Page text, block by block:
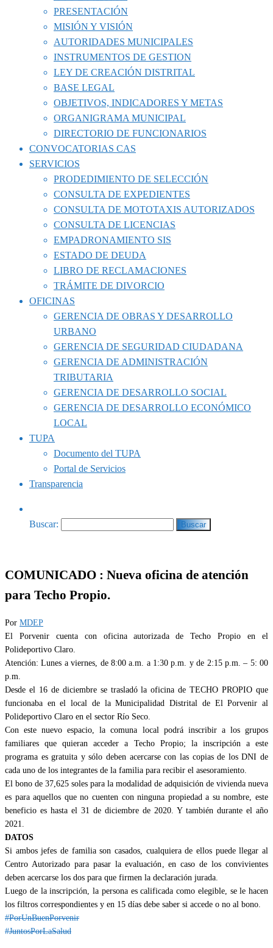
PRESENTACIÓN
MISIÓN Y VISIÓN
AUTORIDADES MUNICIPALES
INSTRUMENTOS DE GESTION
LEY DE CREACIÓN DISTRITAL
BASE LEGAL
OBJETIVOS, INDICADORES Y METAS
ORGANIGRAMA MUNICIPAL
DIRECTORIO DE FUNCIONARIOS
CONVOCATORIAS CAS
SERVICIOS
PRODEDIMIENTO DE SELECCIÓN
CONSULTA DE EXPEDIENTES
CONSULTA DE MOTOTAXIS AUTORIZADOS
CONSULTA DE LICENCIAS
EMPADRONAMIENTO SIS
ESTADO DE DEUDA
LIBRO DE RECLAMACIONES
TRÁMITE DE DIVORCIO
OFICINAS
GERENCIA DE OBRAS Y DESARROLLO
URBANO
GERENCIA DE SEGURIDAD CIUDADANA
GERENCIA DE ADMINISTRACIÓN
TRIBUTARIA
GERENCIA DE DESARROLLO SOCIAL
GERENCIA DE DESARROLLO ECONÓMICO
LOCAL
TUPA
Documento del TUPA
Portal de Servicios
Transparencia
Buscar:
COMUNICADO : Nueva oficina de atención
para Techo Propio.
Por MDEP
El Porvenir cuenta con oficina autorizada de Techo Propio en el
Polideportivo Claro.
Atención: Lunes a viernes, de 8:00 a.m. a 1:30 p.m. y de 2:15 p.m. – 5: 00
p.m.
Desde el 16 de diciembre se trasladó la oficina de TECHO PROPIO que
funcionaba en el local de la Municipalidad Distrital de El Porvenir al
Polideportivo Claro en el sector Río Seco.
Con este nuevo espacio, la comuna local podrá inscribir a los grupos
familiares que quieran acceder a Techo Propio; la inscripción a este
programa es gratuita y sólo deben acercarse con las copias de los DNI de
cada uno de los integrantes de la familia para recibir el asesoramiento.
El bono de 37,625 soles para la modalidad de adquisición de vivienda nueva
es para aquellos que no cuenten con ninguna propiedad a su nombre, este
beneficio es hasta el 31 de diciembre de 2020. Y también durante el año
2021.
DATOS
Si ambos jefes de familia son casados, cualquiera de ellos puede llegar al
Centro Autorizado para pasar la evaluación, en caso de los convivientes
deben acercarse los dos para que firmen la declaración jurada.
Luego de la inscripción, la persona es calificada como elegible, se le hacen
los filtros correspondientes y en 15 días debe saber si accede o no al bono.
#PorUnBuenPorvenir
#JuntosPorLaSalud